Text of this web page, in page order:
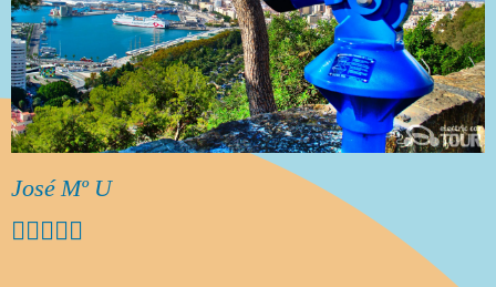
José Mº U
